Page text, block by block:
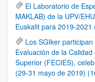
El Laboratorio de
MAKLAB) de la UPV/
Euskalit para 2019-2021
Los SGIker
Evaluación de la
Superior (FECIES),
(29-31 mayo de 2019)